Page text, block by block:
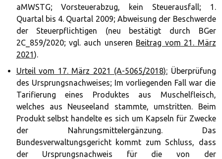
aMWSTG; Vorsteuerabzug, kein Steuerausfall; 1.
Quartal bis 4. Quartal 2009; Abweisung der Beschwerde
der Steuerpflichtigen (neu bestätigt durch BGer
2C_859/2020; vgl. auch unseren Beitrag vom 21. März
2021).
Urteil vom 17. März 2021 (A-5065/2018): Überprüfung
des Ursprungsnachweises; Im vorliegenden Fall war die
Tarifierung eines Produktes aus Muschelfleisch,
welches aus Neuseeland stammte, umstritten. Beim
Produkt selbst handelte es sich um Kapseln für Zwecke
der Nahrungsmittelergänzung. Das
Bundesverwaltungsgericht kommt zum Schluss, dass
der Ursprungsnachweis für die von der